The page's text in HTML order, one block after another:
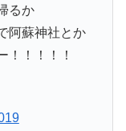
るか
阿蘇神社とか
！！！！！